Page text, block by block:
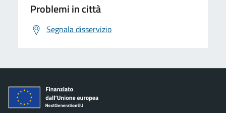
Problemi in città
Segnala disservizio